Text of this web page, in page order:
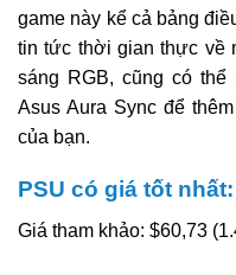
game này kể cả bảng
tin tức thời gian thực về
sáng RGB, cũng có
Asus Aura Sync để
của bạn.
PSU có giá tốt
Giá tham khảo: $60,73